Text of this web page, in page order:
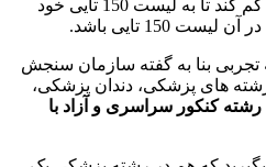
غیرممکن است و… از تعداد آن کم کند تا به لیست 150 تایی خود
150 تایی باشد.
بنا به گفته سازمان سنجش
های پزشکی، دندان پزشکی،
رشته کنکور سراسری و آزاد با